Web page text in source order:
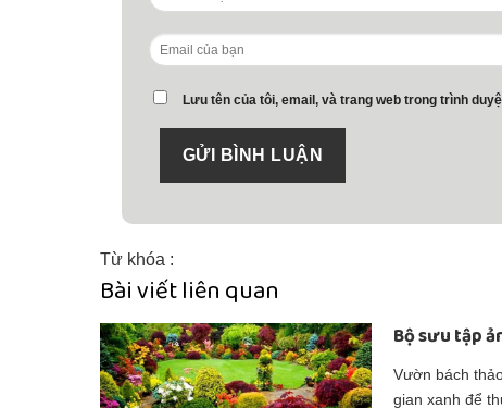
Lưu tên của tôi, email, và trang web trong trình
GỬI BÌNH LUẬN
Từ khóa :
Bài viết liên quan
Bộ sưu tập
Vườn bách
gian xanh để